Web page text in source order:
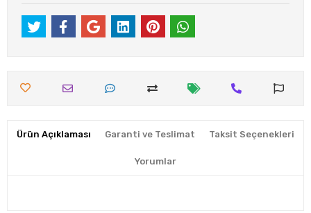
Ürün Açıklaması Garanti ve Teslimat Taksit Seçenekleri
Yorumlar